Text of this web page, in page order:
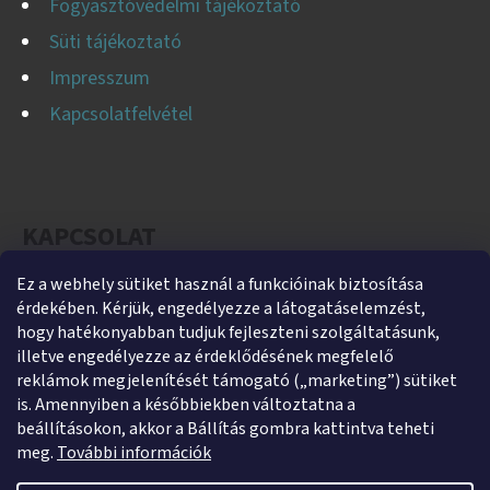
Ez a webhely sütiket használ a funkcióinak biztosítása
érdekében. Kérjük, engedélyezze a látogatáselemzést,
hogy hatékonyabban tudjuk fejleszteni szolgáltatásunk,
illetve engedélyezze az érdeklődésének megfelelő
reklámok megjelenítését támogató („marketing”) sütiket
is. Amennyiben a későbbiekben változtatna a
beállításokon, akkor a Bállítás gombra kattintva teheti
meg. További információk
Fogyasztóvédelmi tájékoztató
Süti tájékoztató
Impresszum
Kapcsolatfelvétel
helti@helti.hu
+3679450894
+36305454854
https://www.facebook.com/heltikft
helti_kft